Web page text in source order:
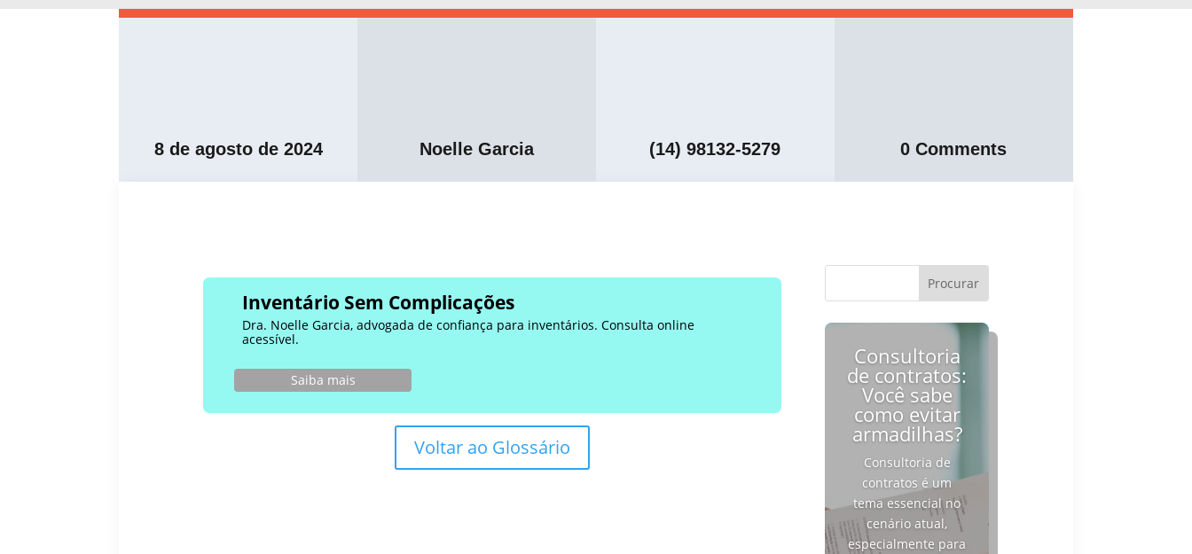
8 de agosto de 2024 Noelle Garcia (14) 98132-5279 0 Comments
Inventário Sem Complicações
Dra. Noelle Garcia, advogada de confiança para inventários. Consulta online
acessível.
Saiba mais
Voltar ao Glossário
Consultoria
de contratos:
Você sabe
como evitar
armadilhas?
Consultoria de
contratos é um
tema essencial no
cenário atual,
especialmente para